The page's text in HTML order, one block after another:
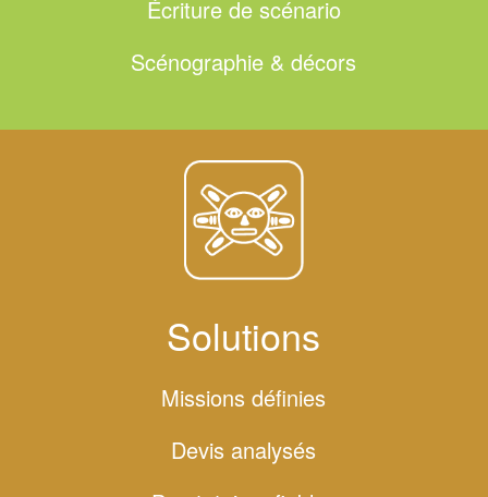
Accueil
Expertises
Événements
Événements
Contact
Écriture de scénario
Scénographie & décors
Solutions
Missions définies
Devis analysés